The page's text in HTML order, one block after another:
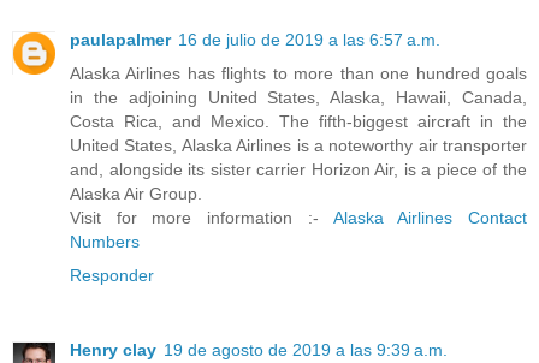
paulapalmer 16 de julio de 2019 a las 6:57 a.m.
Alaska Airlines has flights to more than one hundred goals
in the adjoining United States, Alaska, Hawaii, Canada,
Costa Rica, and Mexico. The fifth-biggest aircraft in the
United States, Alaska Airlines is a noteworthy air transporter
and, alongside its sister carrier Horizon Air, is a piece of the
Alaska Air Group.
Visit for more information :- Alaska Airlines Contact
Numbers
Responder
Henry clay 19 de agosto de 2019 a las 9:39 a.m.